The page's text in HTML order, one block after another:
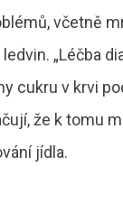
včetně
„Léčba
cukru v krvi
že k tomu
jídla.